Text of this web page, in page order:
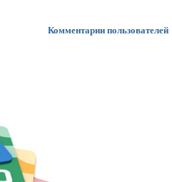
Комментарии пользователей